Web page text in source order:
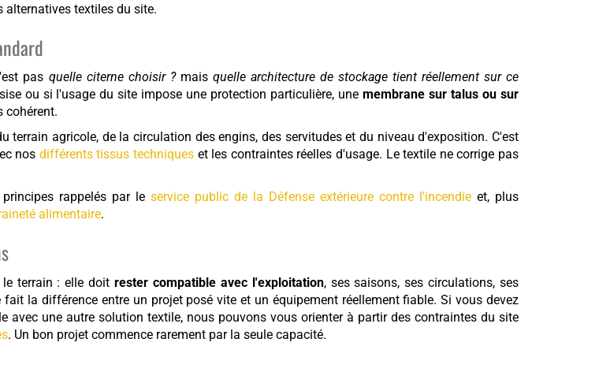
alternatives textiles du site.
pas quelle citerne choisir ?mais quelle architecture de stockage tient réellement sur ce
ou si l'usage du site impose une protection particulière, unemembrane sur talus ou sur
cohérent.
terrain agricole, de la circulation des engins, des servitudes et du niveau d'exposition. C'est
nos différents tissus techniques et les contraintes réelles d'usage. Le textile ne corrige pas
rappelés par le service public de la Défense extérieure contre l'incendie et, plus
alimentaire.
le terrain : elle doit rester compatible avec l'exploitation, ses saisons, ses circulations, ses
la différence entre un projet posé vite et un équipement réellement fiable. Si vous devez
avec une autre solution textile, nous pouvons vous orienter à partir des contraintes du site
. Un bon projet commence rarement par la seule capacité.